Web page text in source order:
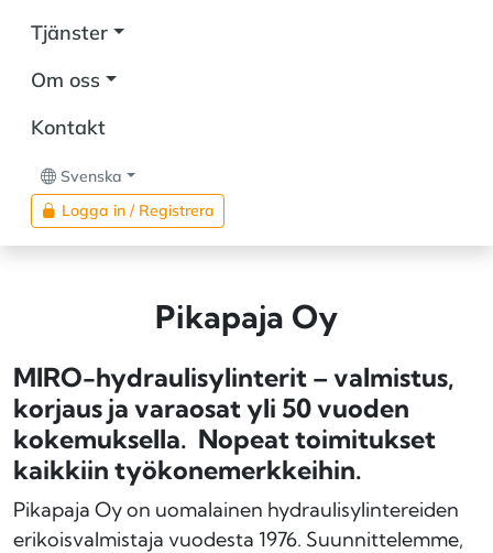
Tjänster
Om oss
Kontakt
Svenska
Logga in / Registrera
Pikapaja Oy
MIRO-hydraulisylinterit – valmistus,
korjaus ja varaosat yli 50 vuoden
kokemuksella. Nopeat toimitukset
kaikkiin työkonemerkkeihin.
Pikapaja Oy on uomalainen hydraulisylintereiden
erikoisvalmistaja vuodesta 1976. Suunnittelemme,